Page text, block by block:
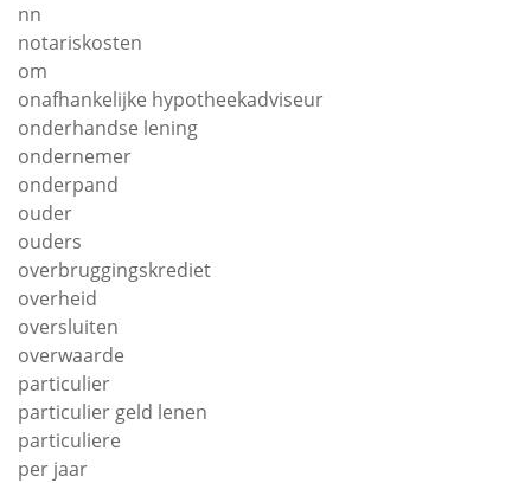
nn
notariskosten
om
onafhankelijke hypotheekadviseur
onderhandse lening
ondernemer
onderpand
ouder
ouders
overbruggingskrediet
overheid
oversluiten
overwaarde
particulier
particulier geld lenen
particuliere
per jaar